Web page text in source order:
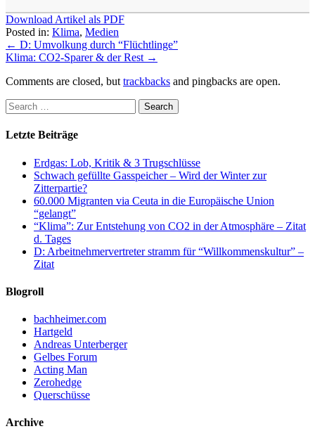
Download Artikel als PDF
Posted in: Klima, Medien
← D: Umvolkung durch “Flüchtlinge”
Klima: CO2-Sparer & der Rest →
Comments are closed, but trackbacks and pingbacks are open.
Letzte Beiträge
Erdgas: Lob, Kritik & 3 Trugschlüsse
Schwach gefüllte Gasspeicher – Wird der Winter zur
Zitterpartie?
60.000 Migranten via Ceuta in die Europäische Union
“gelangt”
“Klima”: Zur Entstehung von CO2 in der Atmosphäre – Zitat
d. Tages
D: Arbeitnehmervertreter stramm für “Willkommenskultur” –
Zitat
Blogroll
bachheimer.com
Hartgeld
Andreas Unterberger
Gelbes Forum
Acting Man
Zerohedge
Querschüsse
Archive